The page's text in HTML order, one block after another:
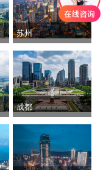
苏州
成都